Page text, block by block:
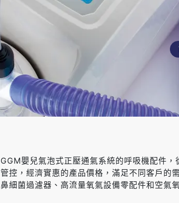
GGM嬰兒氣泡式正壓通氣系統的呼吸機配件
管控，經濟實惠的產品價格，滿足不同客戶的
鼻細菌過濾器、高流量氧氣設備零配件和空氣